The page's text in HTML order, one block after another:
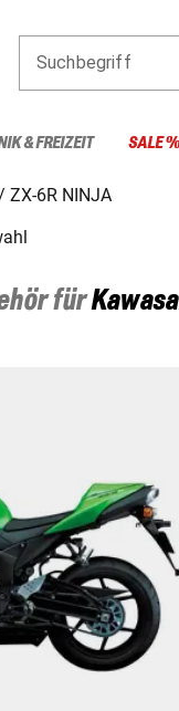
Suchbegriff
& FREIZEIT SALE %
ZX-6R NINJA
für